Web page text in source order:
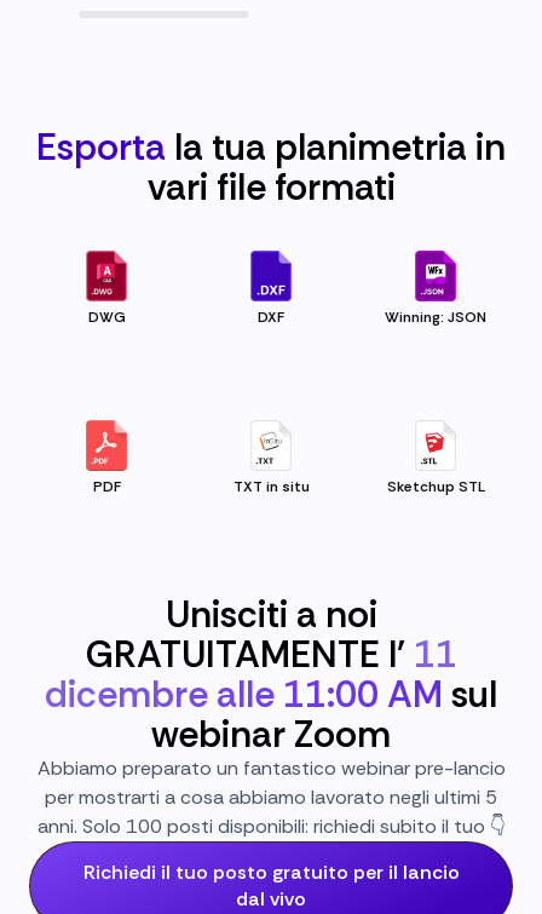
Esporta la tua planimetria in
vari fileformati
DWG DXF Winning: JSON
PDF TXT in situ Sketchup STL
Unisciti a noi
GRATUITAMENTE l' 11
dicembre alle 11:00 AM sul
webinar Zoom
Abbiamo preparato un fantastico webinar pre-lancio
per mostrarti a cosa abbiamo lavorato negli ultimi 5
anni. Solo 100 posti disponibili: richiedi subito il tuo 👇
Richiedi il tuo posto gratuito per il lancio
dal vivo